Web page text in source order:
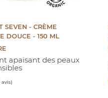
SEVEN - CRÈME
DOUCE - 150 ML
apaisant des peaux